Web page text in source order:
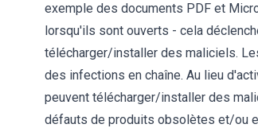
exemple des documents PDF et
lorsqu'ils sont ouverts - cela
télécharger/installer des maliciels.
des infections en chaîne. Au lieu
peuvent télécharger/installer des
défauts de produits obsolètes et/ou